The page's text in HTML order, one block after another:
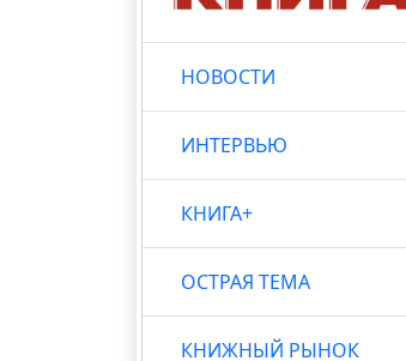
НОВОСТИ
ИНТЕРВЬЮ
КНИГА+
ОСТРАЯ ТЕМА
КНИЖНЫЙ РЫНОК